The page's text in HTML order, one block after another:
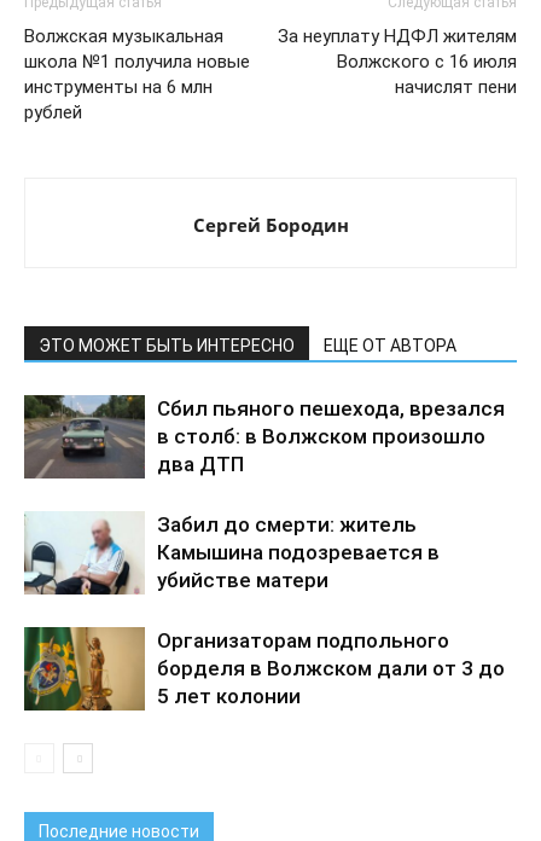
Волжская музыкальная
школа №1 получила новые
инструменты на 6 млн
рублей
За неуплату НДФЛ жителям
Волжского с 16 июля
начислят пени
Сергей Бородин
ЭТО МОЖЕТ БЫТЬ ИНТЕРЕСНО ЕЩЕ ОТ АВТОРА
Сбил пьяного пешехода, врезался
в столб: в Волжском произошло
два ДТП
Забил до смерти: житель
Камышина подозревается в
убийстве матери
Организаторам подпольного
борделя в Волжском дали от 3 до
5 лет колонии
Последние новости